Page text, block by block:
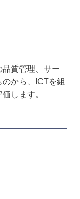
質管理、サー
から、ICTを組
します。